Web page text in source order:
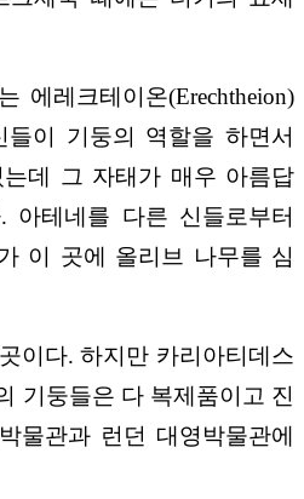
에레크테이온(Erechtheion)
이 기둥의 역할을 하면서
데 그 자태가 매우 아름답
아테네를 다른 신들로부터
이 곳에 올리브 나무를 심
이다. 하지만 카리아티데스
기둥들은 다 복제품이고 진
물관과 런던 대영박물관에